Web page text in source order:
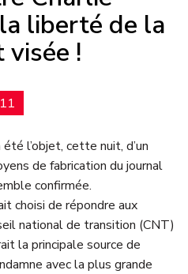
liberté de la
visée !
l’objet, cette nuit, d’un
de fabrication du journal
confirmée.
choisi de répondre aux
national de transition (CNT)
la principale source de
avec la plus grande